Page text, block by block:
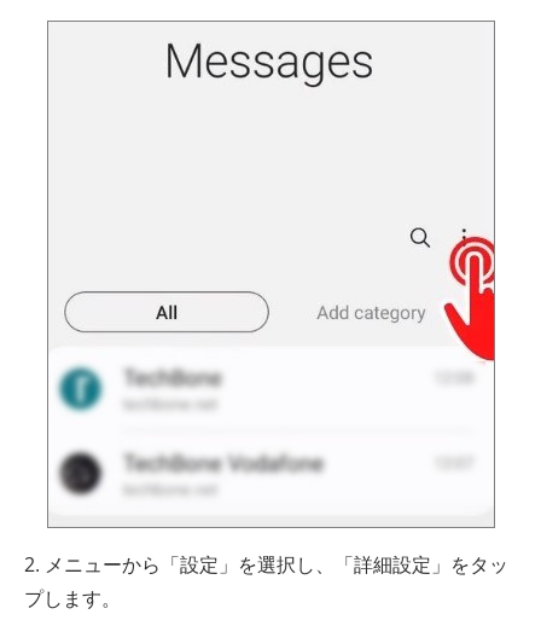
2. メニューから「設定」を選択し、「詳細設定」をタッ
プします。